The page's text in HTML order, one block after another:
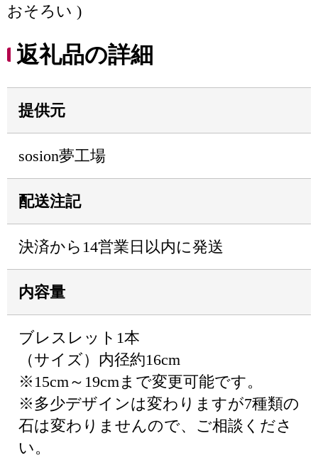
おそろい )
返礼品の詳細
提供元
sosion夢工場
配送注記
決済から14営業日以内に発送
内容量
ブレスレット1本
（サイズ）内径約16cm
※15cm～19cmまで変更可能です。
※多少デザインは変わりますが7種類の
石は変わりませんので、ご相談くださ
い。